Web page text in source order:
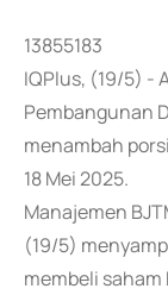
13855183
IQPlus, (19/5) -
Pembangunan
menambah
18 Mei 2025.
Manajemen
(19/5)
membeli saham